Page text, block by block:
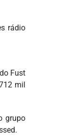
rádio
Fust
mil
grupo